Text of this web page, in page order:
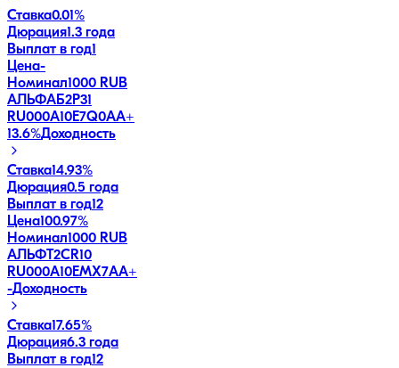
Ставка0.01%
Дюрация1.3 года
Выплат в год1
Цена-
Номинал1000 RUB
АЛЬФАБ2Р31
RU000A10E7Q0AA+
13.6%Доходность
Ставка14.93%
Дюрация0.5 года
Выплат в год12
Цена100.97%
Номинал1000 RUB
АЛЬФT2CR10
RU000A10EMX7AA+
-Доходность
Ставка17.65%
Дюрация6.3 года
Выплат в год12